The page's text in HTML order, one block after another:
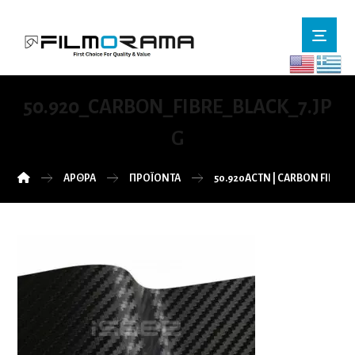
50.920_CARBON_FIBRE_BLACK_7.JP
G
ΆΡΘΡΑ ΠΡΟΪΌΝΤΑ 50.920ACTN | CARBON FIBRE